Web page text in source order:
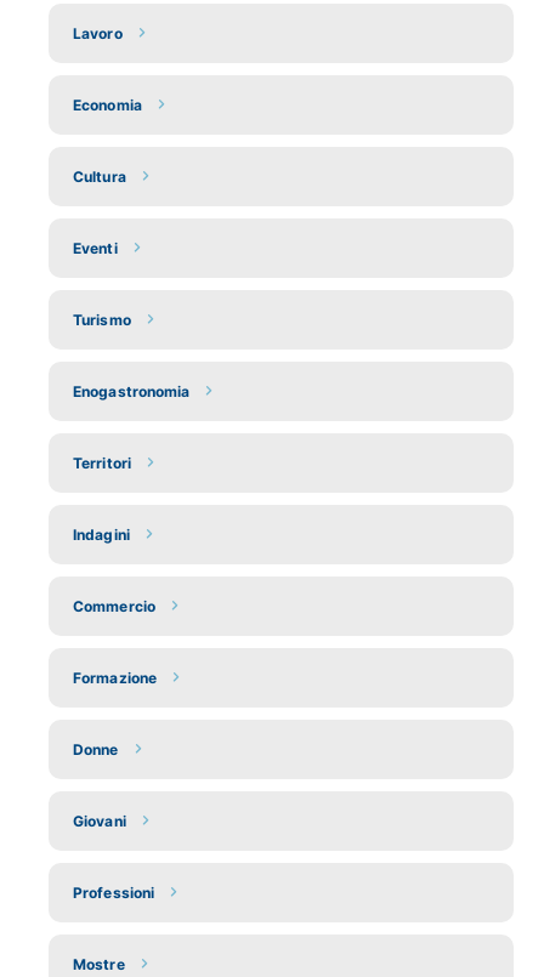
Lavoro
Economia
Cultura
Eventi
Turismo
Enogastronomia
Territori
Indagini
Commercio
Formazione
Donne
Giovani
Professioni
Mostre